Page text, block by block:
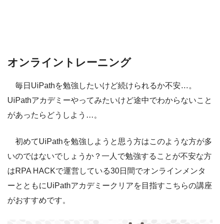
オンライントレーニング
毎日UiPathを勉強したいけど続けられるか不安…。
UiPathアカデミーやってみたいけど途中でわからないこと
があったらどうしよう…。
初めてUiPathを勉強しようと思う方はこのような方が多
いのではないでしょうか？一人で勉強することが不安な方
はRPA HACKで運営している30日間でオンラインメンタ
ーとともにUiPathアカデミークリアを目指すこちらの講座
がおすすめです。